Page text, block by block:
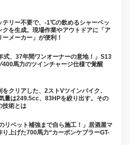
テリー不要で、-1℃の飲めるシャーベッ
クを生成。現場作業やアウトドアに「ア
ーメーカー」が便利！
式、37年間ワンオーナーの意地！」S13
400馬力のツインチャージ仕様で覚醒
をクリアした、2ストVツインバイク、
量は249.5cc、83HPを絞り出す。その
技術とは
リベット補強まで自ら施工！」居酒屋マ
り上げた700馬力“カーボンケブラーGT-